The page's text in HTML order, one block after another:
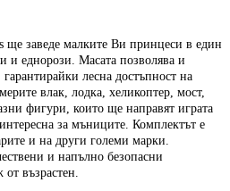
ще заведе малките Ви принцеси в един
и еднорози. Масата позволява и
лесна достъпност на
влак, лодка, хеликоптер, мост,
фигури, които ще направят играта
за мъниците. Комплектът е
и на други големи марки.
и напълно безопасни
възрастен.